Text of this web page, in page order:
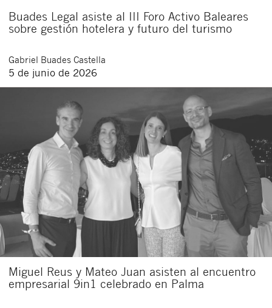
Buades Legal asiste al III Foro Activo Baleares
sobre gestión hotelera y futuro del turismo
Gabriel Buades Castella
5 de junio de 2026
Miguel Reus y Mateo Juan asisten al encuentro
empresarial 9in1 celebrado en Palma